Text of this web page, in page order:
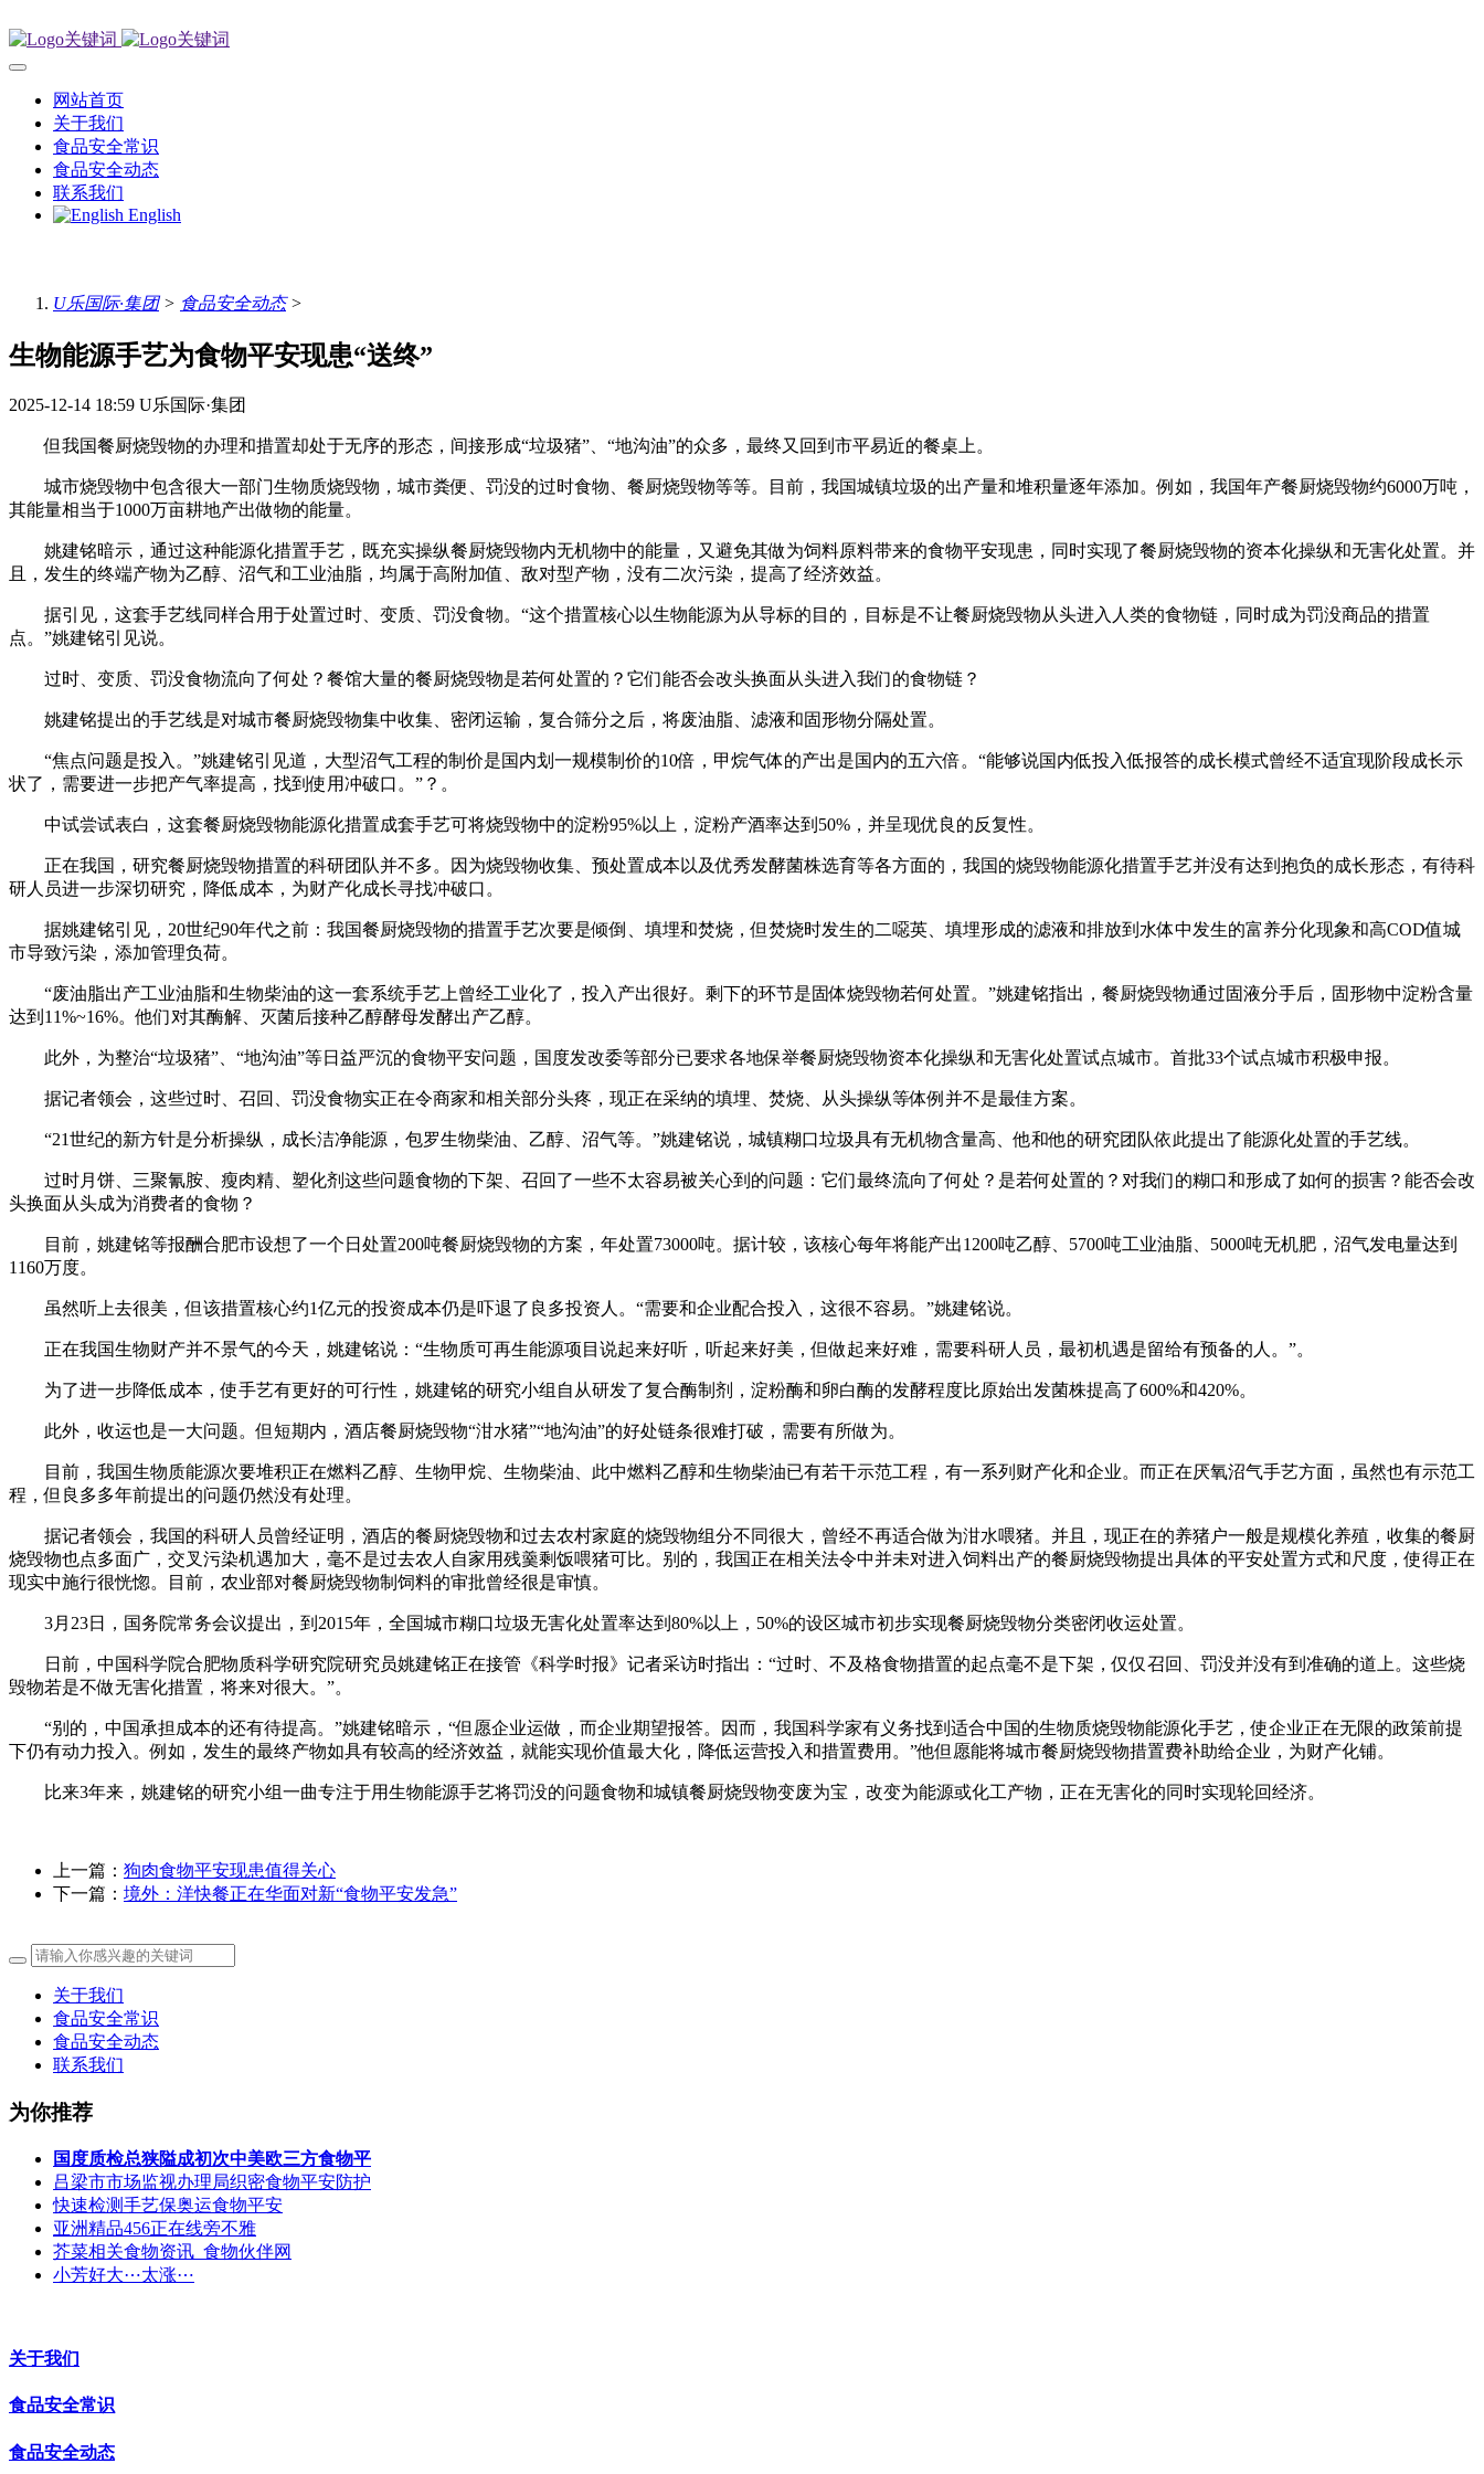
网站首页
关于我们
食品安全常识
食品安全动态
联系我们
English
U乐国际·集团> 食品安全动态>
生物能源手艺为食物平安现患“送终”
2025-12-14 18:59 U乐国际·集团
但我国餐厨烧毁物的办理和措置却处于无序的形态，间接形成“垃圾猪”、“地沟油”的众多，最终又回到市平易近的餐桌上。
城市烧毁物中包含很大一部门生物质烧毁物，城市粪便、罚没的过时食物、餐厨烧毁物等等。目前，我国城镇垃圾的出产量和堆积量逐年添加。例如，我国年产餐厨烧毁物约6000万吨，
其能量相当于1000万亩耕地产出做物的能量。
姚建铭暗示，通过这种能源化措置手艺，既充实操纵餐厨烧毁物内无机物中的能量，又避免其做为饲料原料带来的食物平安现患，同时实现了餐厨烧毁物的资本化操纵和无害化处置。并
且，发生的终端产物为乙醇、沼气和工业油脂，均属于高附加值、敌对型产物，没有二次污染，提高了经济效益。
据引见，这套手艺线同样合用于处置过时、变质、罚没食物。“这个措置核心以生物能源为从导标的目的，目标是不让餐厨烧毁物从头进入人类的食物链，同时成为罚没商品的措置
点。”姚建铭引见说。
过时、变质、罚没食物流向了何处？餐馆大量的餐厨烧毁物是若何处置的？它们能否会改头换面从头进入我们的食物链？
姚建铭提出的手艺线是对城市餐厨烧毁物集中收集、密闭运输，复合筛分之后，将废油脂、滤液和固形物分隔处置。
“焦点问题是投入。”姚建铭引见道，大型沼气工程的制价是国内划一规模制价的10倍，甲烷气体的产出是国内的五六倍。“能够说国内低投入低报答的成长模式曾经不适宜现阶段成长示
状了，需要进一步把产气率提高，找到使用冲破口。”？。
中试尝试表白，这套餐厨烧毁物能源化措置成套手艺可将烧毁物中的淀粉95%以上，淀粉产酒率达到50%，并呈现优良的反复性。
正在我国，研究餐厨烧毁物措置的科研团队并不多。因为烧毁物收集、预处置成本以及优秀发酵菌株选育等各方面的，我国的烧毁物能源化措置手艺并没有达到抱负的成长形态，有待科
研人员进一步深切研究，降低成本，为财产化成长寻找冲破口。
据姚建铭引见，20世纪90年代之前：我国餐厨烧毁物的措置手艺次要是倾倒、填埋和焚烧，但焚烧时发生的二噁英、填埋形成的滤液和排放到水体中发生的富养分化现象和高COD值城
市导致污染，添加管理负荷。
“废油脂出产工业油脂和生物柴油的这一套系统手艺上曾经工业化了，投入产出很好。剩下的环节是固体烧毁物若何处置。”姚建铭指出，餐厨烧毁物通过固液分手后，固形物中淀粉含量
达到11%~16%。他们对其酶解、灭菌后接种乙醇酵母发酵出产乙醇。
此外，为整治“垃圾猪”、“地沟油”等日益严沉的食物平安问题，国度发改委等部分已要求各地保举餐厨烧毁物资本化操纵和无害化处置试点城市。首批33个试点城市积极申报。
据记者领会，这些过时、召回、罚没食物实正在令商家和相关部分头疼，现正在采纳的填埋、焚烧、从头操纵等体例并不是最佳方案。
“21世纪的新方针是分析操纵，成长洁净能源，包罗生物柴油、乙醇、沼气等。”姚建铭说，城镇糊口垃圾具有无机物含量高、他和他的研究团队依此提出了能源化处置的手艺线。
过时月饼、三聚氰胺、瘦肉精、塑化剂这些问题食物的下架、召回了一些不太容易被关心到的问题：它们最终流向了何处？是若何处置的？对我们的糊口和形成了如何的损害？能否会改
头换面从头成为消费者的食物？
目前，姚建铭等报酬合肥市设想了一个日处置200吨餐厨烧毁物的方案，年处置73000吨。据计较，该核心每年将能产出1200吨乙醇、5700吨工业油脂、5000吨无机肥，沼气发电量达到
1160万度。
虽然听上去很美，但该措置核心约1亿元的投资成本仍是吓退了良多投资人。“需要和企业配合投入，这很不容易。”姚建铭说。
正在我国生物财产并不景气的今天，姚建铭说：“生物质可再生能源项目说起来好听，听起来好美，但做起来好难，需要科研人员，最初机遇是留给有预备的人。”。
为了进一步降低成本，使手艺有更好的可行性，姚建铭的研究小组自从研发了复合酶制剂，淀粉酶和卵白酶的发酵程度比原始出发菌株提高了600%和420%。
此外，收运也是一大问题。但短期内，酒店餐厨烧毁物“泔水猪”“地沟油”的好处链条很难打破，需要有所做为。
目前，我国生物质能源次要堆积正在燃料乙醇、生物甲烷、生物柴油、此中燃料乙醇和生物柴油已有若干示范工程，有一系列财产化和企业。而正在厌氧沼气手艺方面，虽然也有示范工
程，但良多多年前提出的问题仍然没有处理。
据记者领会，我国的科研人员曾经证明，酒店的餐厨烧毁物和过去农村家庭的烧毁物组分不同很大，曾经不再适合做为泔水喂猪。并且，现正在的养猪户一般是规模化养殖，收集的餐厨
烧毁物也点多面广，交叉污染机遇加大，毫不是过去农人自家用残羹剩饭喂猪可比。别的，我国正在相关法令中并未对进入饲料出产的餐厨烧毁物提出具体的平安处置方式和尺度，使得正在
现实中施行很恍惚。目前，农业部对餐厨烧毁物制饲料的审批曾经很是审慎。
3月23日，国务院常务会议提出，到2015年，全国城市糊口垃圾无害化处置率达到80%以上，50%的设区城市初步实现餐厨烧毁物分类密闭收运处置。
日前，中国科学院合肥物质科学研究院研究员姚建铭正在接管《科学时报》记者采访时指出：“过时、不及格食物措置的起点毫不是下架，仅仅召回、罚没并没有到准确的道上。这些烧
毁物若是不做无害化措置，将来对很大。”。
“别的，中国承担成本的还有待提高。”姚建铭暗示，“但愿企业运做，而企业期望报答。因而，我国科学家有义务找到适合中国的生物质烧毁物能源化手艺，使企业正在无限的政策前提
下仍有动力投入。例如，发生的最终产物如具有较高的经济效益，就能实现价值最大化，降低运营投入和措置费用。”他但愿能将城市餐厨烧毁物措置费补助给企业，为财产化铺。
比来3年来，姚建铭的研究小组一曲专注于用生物能源手艺将罚没的问题食物和城镇餐厨烧毁物变废为宝，改变为能源或化工产物，正在无害化的同时实现轮回经济。
上一篇： 狗肉食物平安现患值得关心
下一篇： 境外：洋快餐正在华面对新“食物平安发急”
关于我们
食品安全常识
食品安全动态
联系我们
为你推荐
国度质检总狭隘成初次中美欧三方食物平
吕梁市市场监视办理局织密食物平安防护
快速检测手艺保奥运食物平安
亚洲精品456正在线旁不雅
芥菜相关食物资讯_食物伙伴网
小芳好大⋯太涨⋯
关于我们
食品安全常识
食品安全动态